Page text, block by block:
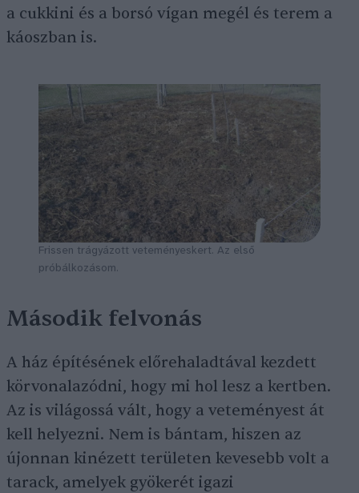
a cukkini és a borsó vígan megél és terem a
káoszban is.
Frissen trágyázott veteményeskert. Az első
próbálkozásom.
Második felvonás
A ház építésének előrehaladtával kezdett
körvonalazódni, hogy mi hol lesz a kertben.
Az is világossá vált, hogy a veteményest át
kell helyezni. Nem is bántam, hiszen az
újonnan kinézett területen kevesebb volt a
tarack, amelyek gyökerét igazi